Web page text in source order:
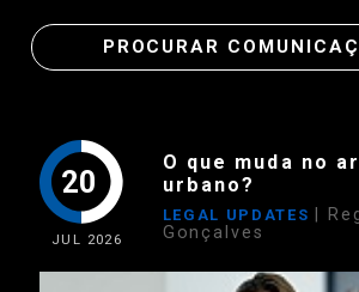
PROCURAR
20
JUL 2026
O que muda no
urbano?
LEGAL UPDATES
|
Gonçalves